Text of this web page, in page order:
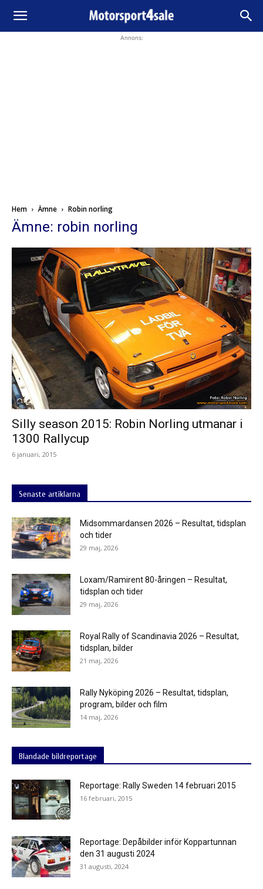
Annons:
Hem Ämne Robin norling
Ämne: robin norling
Silly season 2015: Robin Norling utmanar i
1300 Rallycup
6 januari, 2015
Senaste artiklarna
Midsommardansen 2026 – Resultat, tidsplan
och tider
29 maj, 2026
Loxam/Ramirent 80-åringen – Resultat,
tidsplan och tider
29 maj, 2026
Royal Rally of Scandinavia 2026 – Resultat,
tidsplan, bilder
21 maj, 2026
Rally Nyköping 2026 – Resultat, tidsplan,
program, bilder och film
14 maj, 2026
Blandade bildreportage
Reportage: Rally Sweden 14 februari 2015
16 februari, 2015
Reportage: Depåbilder inför Koppartunnan
den 31 augusti 2024
31 augusti, 2024